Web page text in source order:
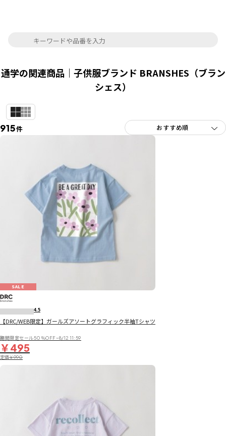
通学の関連商品｜子供服ブランド BRANSHES（ブラン
シェス）
915件
SALE
4.5
【DRC/WEB限定】ガールズアソートグラフィック半袖Tシャツ
期間限定セール50％OFF~8/12 11:59
￥495
定価￥990